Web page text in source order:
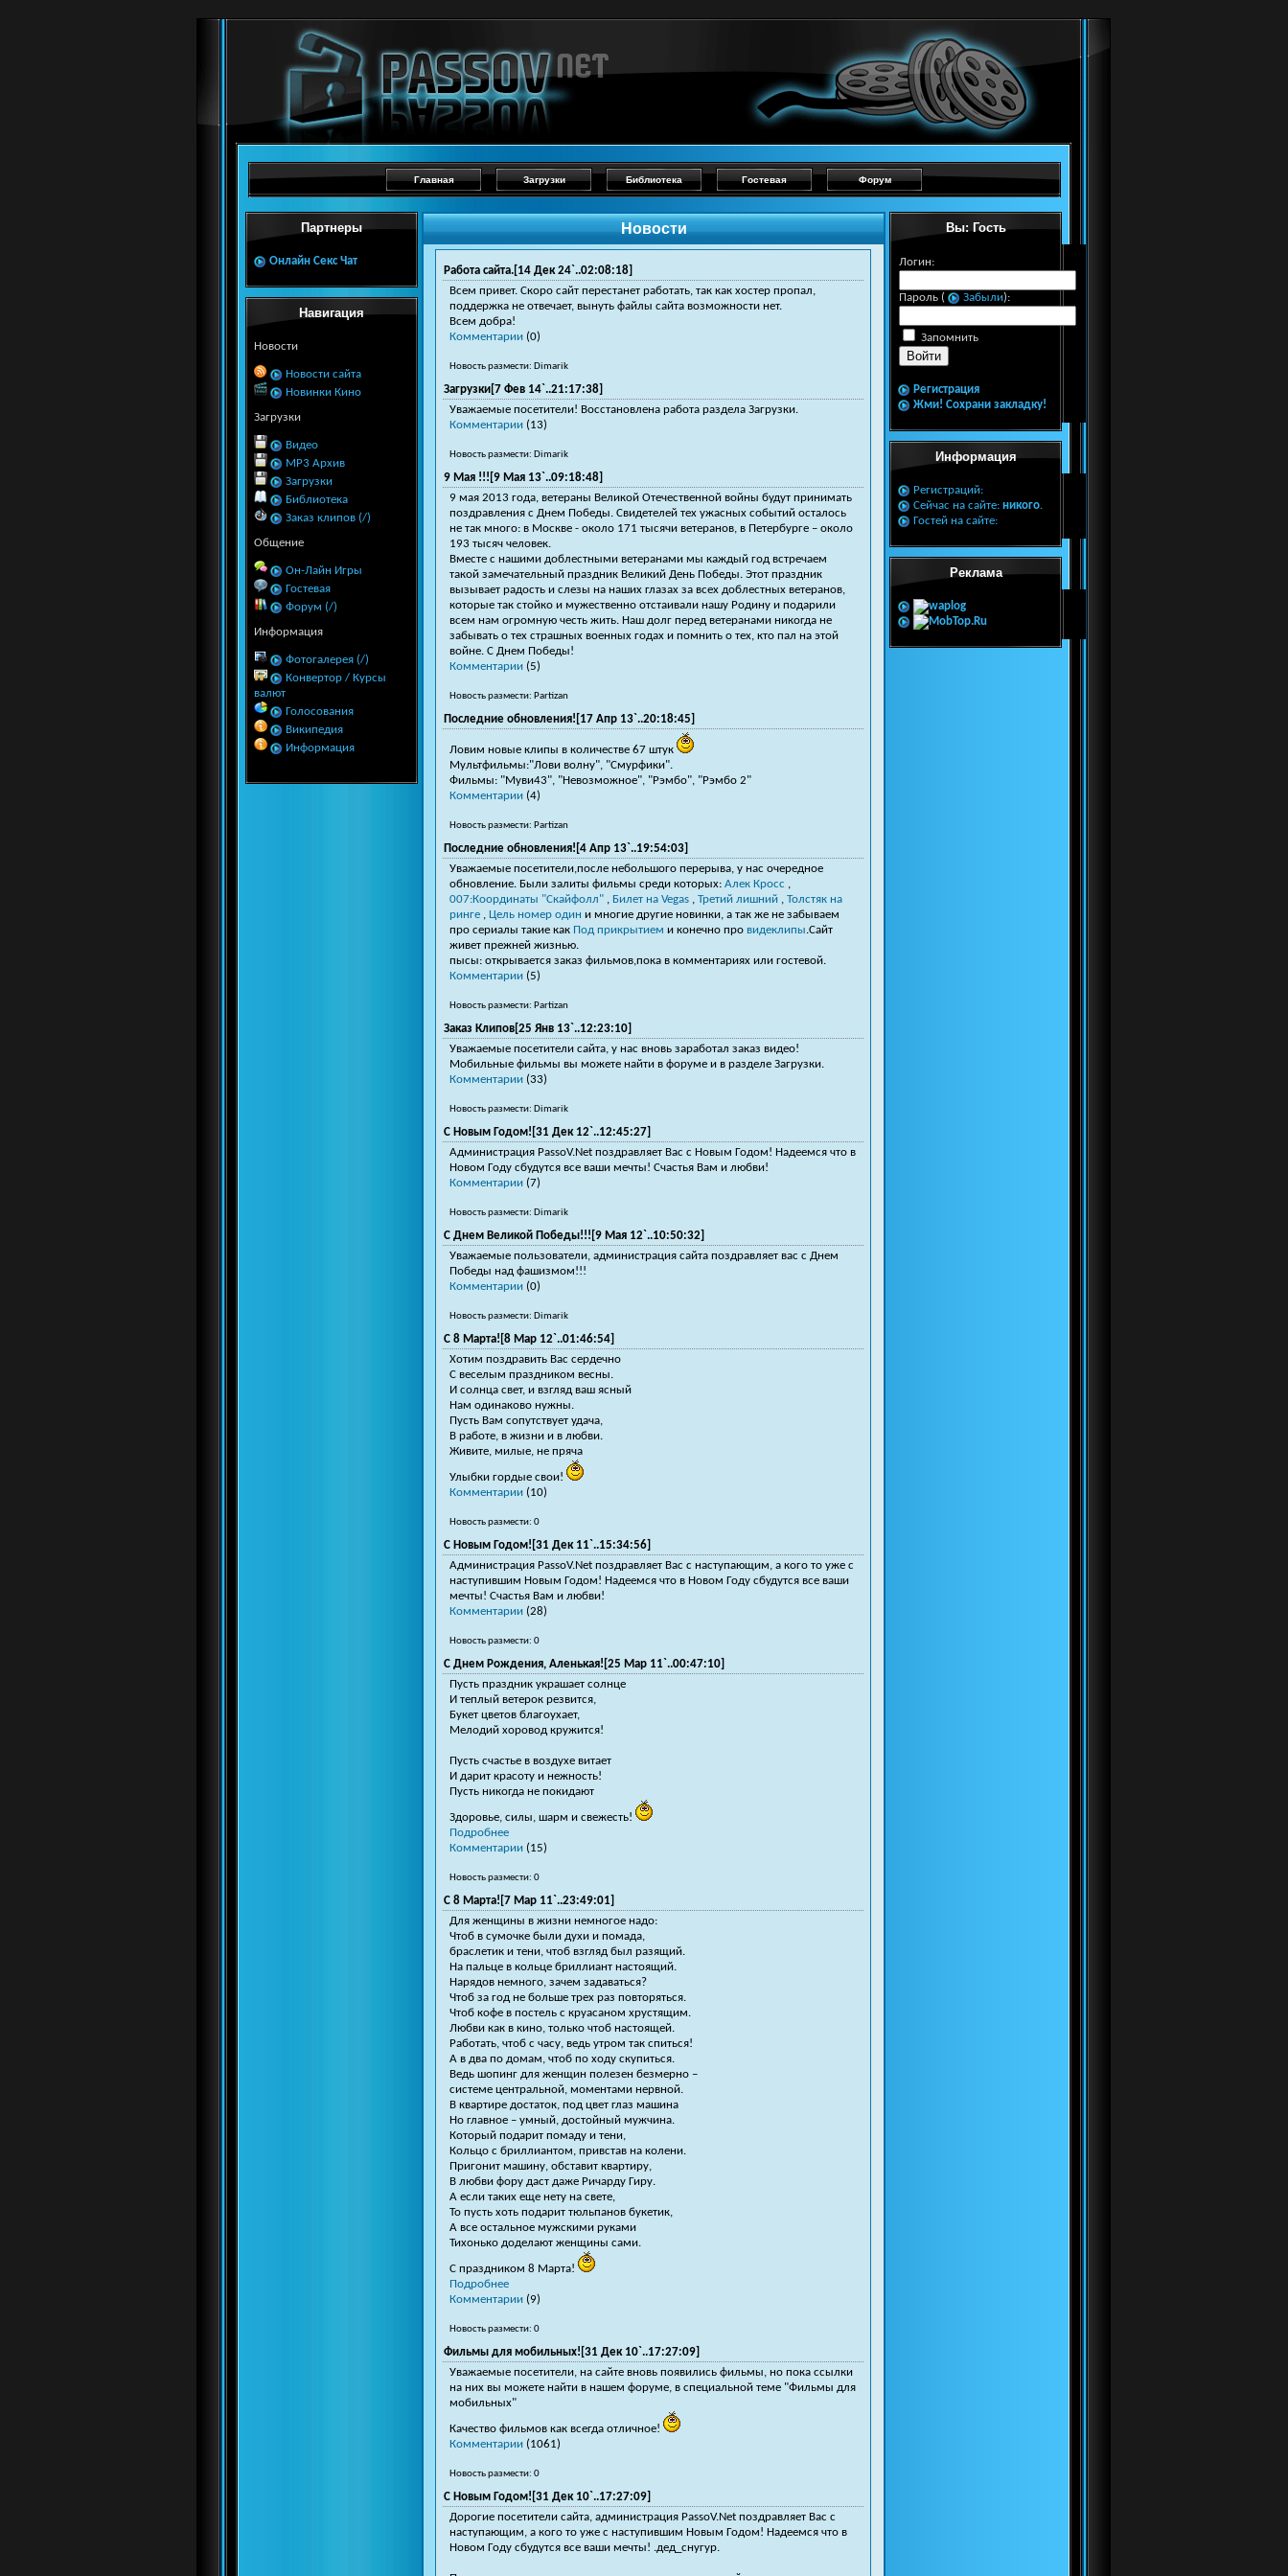
Главная Загрузки Библиотека Гостевая Форум
Партнеры
Онлайн Секс Чат
Навигация
Новости
Новости сайта
Новинки Кино
Загрузки
Видео
MP3 Архив
Загрузки
Библиотека
Заказ клипов (/)
Общение
Он-Лайн Игры
Гостевая
Форум (/)
Информация
Фотогалерея (/)
Конвертор / Курсы
валют
Голосования
Википедия
Информация
Новости
Работа сайта.[14 Дек 24`..02:08:18]
Всем привет. Скоро сайт перестанет работать, так как хостер пропал,
поддержка не отвечает, вынуть файлы сайта возможности нет.
Всем добра!
Комментарии (0)
Новость размести: Dimarik
Загрузки[7 Фев 14`..21:17:38]
Уважаемые посетители! Восстановлена работа раздела Загрузки.
Комментарии (13)
Новость размести: Dimarik
9 Мая !!![9 Мая 13`..09:18:48]
9 мая 2013 года, ветераны Великой Отечественной войны будут принимать
поздравления с Днем Победы. Свидетелей тех ужасных событий осталось
не так много: в Москве - около 171 тысячи ветеранов, в Петербурге – около
193 тысяч человек.
Вместе с нашими доблестными ветеранами мы каждый год встречаем
такой замечательный праздник Великий День Победы. Этот праздник
вызывает радость и слезы на наших глазах за всех доблестных ветеранов,
которые так стойко и мужественно отстаивали нашу Родину и подарили
всем нам огромную честь жить. Наш долг перед ветеранами никогда не
забывать о тех страшных военных годах и помнить о тех, кто пал на этой
войне. С Днем Победы!
Комментарии (5)
Новость размести: Partizan
Последние обновления![17 Апр 13`..20:18:45]
Ловим новые клипы в количестве 67 штук
Мультфильмы:"Лови волну", "Смурфики".
Фильмы: "Муви43", "Невозможное", "Рэмбо", "Рэмбо 2"
Комментарии (4)
Новость размести: Partizan
Последние обновления![4 Апр 13`..19:54:03]
Уважаемые посетители,после небольшого перерыва, у нас очередное
обновление. Были залиты фильмы среди которых: Алек Кросс ,
007:Координаты "Скайфолл" , Билет на Vegas , Третий лишний , Толстяк на
ринге , Цель номер один и многие другие новинки, а так же не забываем
про сериалы такие как Под прикрытием и конечно про видеклипы.Сайт
живет прежней жизнью.
пысы: открывается заказ фильмов,пока в комментариях или гостевой.
Комментарии (5)
Новость размести: Partizan
Заказ Клипов[25 Янв 13`..12:23:10]
Уважаемые посетители сайта, у нас вновь заработал заказ видео!
Мобильные фильмы вы можете найти в форуме и в разделе Загрузки.
Комментарии (33)
Новость размести: Dimarik
С Новым Годом![31 Дек 12`..12:45:27]
Администрация PassoV.Net поздравляет Вас с Новым Годом! Надеемся что в
Новом Году сбудутся все ваши мечты! Счастья Вам и любви!
Комментарии (7)
Новость размести: Dimarik
С Днем Великой Победы!!![9 Мая 12`..10:50:32]
Уважаемые пользователи, администрация сайта поздравляет вас с Днем
Победы над фашизмом!!!
Комментарии (0)
Новость размести: Dimarik
С 8 Марта![8 Мар 12`..01:46:54]
Хотим поздравить Вас сердечно
С веселым праздником весны.
И солнца свет, и взгляд ваш ясный
Нам одинаково нужны.
Пусть Вам сопутствует удача,
В работе, в жизни и в любви.
Живите, милые, не пряча
Улыбки гордые свои!
Комментарии (10)
Новость размести: 0
С Новым Годом![31 Дек 11`..15:34:56]
Администрация PassoV.Net поздравляет Вас с наступающим, а кого то уже с
наступившим Новым Годом! Надеемся что в Новом Году сбудутся все ваши
мечты! Счастья Вам и любви!
Комментарии (28)
Новость размести: 0
С Днем Рождения, Аленькая![25 Мар 11`..00:47:10]
Пусть праздник украшает солнце
И теплый ветерок резвится,
Букет цветов благоухает,
Мелодий хоровод кружится!
Пусть счастье в воздухе витает
И дарит красоту и нежность!
Пусть никогда не покидают
Здоровье, силы, шарм и свежесть!
Подробнее
Комментарии (15)
Новость размести: 0
С 8 Марта![7 Мар 11`..23:49:01]
Для женщины в жизни немногое надо:
Чтоб в сумочке были духи и помада,
браслетик и тени, чтоб взгляд был разящий.
На пальце в кольце бриллиант настоящий.
Нарядов немного, зачем задаваться?
Чтоб за год не больше трех раз повторяться.
Чтоб кофе в постель с круасаном хрустящим.
Любви как в кино, только чтоб настоящей.
Работать, чтоб с часу, ведь утром так спиться!
А в два по домам, чтоб по ходу скупиться.
Ведь шопинг для женщин полезен безмерно –
системе центральной, моментами нервной.
В квартире достаток, под цвет глаз машина
Но главное – умный, достойный мужчина.
Который подарит помаду и тени,
Кольцо с бриллиантом, привстав на колени.
Пригонит машину, обставит квартиру,
В любви фору даст даже Ричарду Гиру.
А если таких еще нету на свете,
То пусть хоть подарит тюльпанов букетик,
А все остальное мужскими руками
Тихонько доделают женщины сами.
C праздником 8 Марта!
Подробнее
Комментарии (9)
Новость размести: 0
Фильмы для мобильных![31 Дек 10`..17:27:09]
Уважаемые посетители, на сайте вновь появились фильмы, но пока ссылки
на них вы можете найти в нашем форуме, в специальной теме "Фильмы для
мобильных"
Качество фильмов как всегда отличное!
Комментарии (1061)
Новость размести: 0
С Новым Годом![31 Дек 10`..17:27:09]
Дорогие посетители сайта, администрация PassoV.Net поздравляет Вас с
наступающим, а кого то уже с наступившим Новым Годом! Надеемся что в
Новом Году сбудутся все ваши мечты! .дед_снугур.
Вы: Гость
Логин:
Пароль ( Забыли):
Запомнить
Регистрация
Жми! Сохрани закладку!
Информация
Регистраций:
Сейчас на сайте: никого.
Гостей на сайте:
Реклама